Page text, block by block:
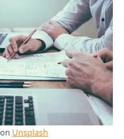
on Unsplash